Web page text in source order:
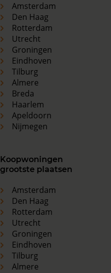
Amsterdam
Den Haag
Rotterdam
Utrecht
Groningen
Eindhoven
Tilburg
Almere
Breda
Haarlem
Apeldoorn
Nijmegen
Koopwoningen
grootste plaatsen
Amsterdam
Den Haag
Rotterdam
Utrecht
Groningen
Eindhoven
Tilburg
Almere